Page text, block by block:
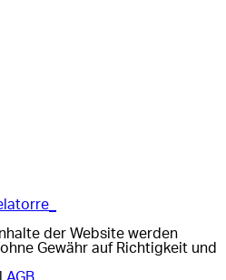
der Website werden
Gewähr auf Richtigkeit und